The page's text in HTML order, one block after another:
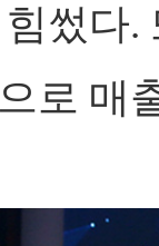
힘썼다.
로 매